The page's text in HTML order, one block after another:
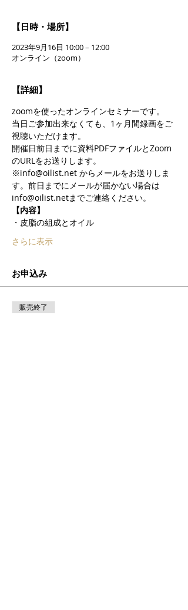
【日時・場所】
2023年9月16日 10:00 – 12:00
オンライン（zoom）
【詳細】
zoomを使ったオンラインセミナーです。
当日ご参加出来なくても、1ヶ月間録画をご
視聴いただけます。
開催日前日までに資料PDFファイルとZoom
のURLをお送りします。
※info@oilist.net からメールをお送りしま
す。前日までにメールが届かない場合は
info@oilist.netまでご連絡ください。
【内容】
・皮脂の組成とオイル
さらに表示
お申込み
販売終了